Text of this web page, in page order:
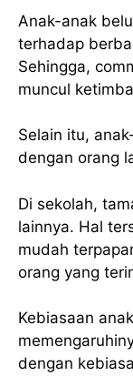
Anak-anak
terhadap
Sehingga,
muncul
Selain itu,
dengan orang
Di sekolah,
lainnya. Hal
mudah
orang yang
Kebiasaan
dengan